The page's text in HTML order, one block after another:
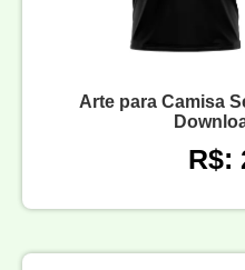
Arte para Camisa
R$: